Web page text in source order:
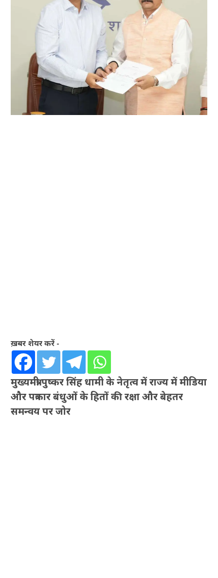
ख़बर शेयर करें -
मुख्यमंत्री पुष्कर सिंह धामी के नेतृत्व में राज्य में मीडिया
और पत्रकार बंधुओं के हितों की रक्षा और बेहतर
समन्वय पर जोर